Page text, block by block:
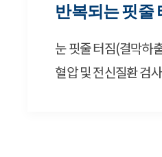
반복되는 핏줄
눈 핏줄 터짐(결막하
혈압 및 전신질환 검